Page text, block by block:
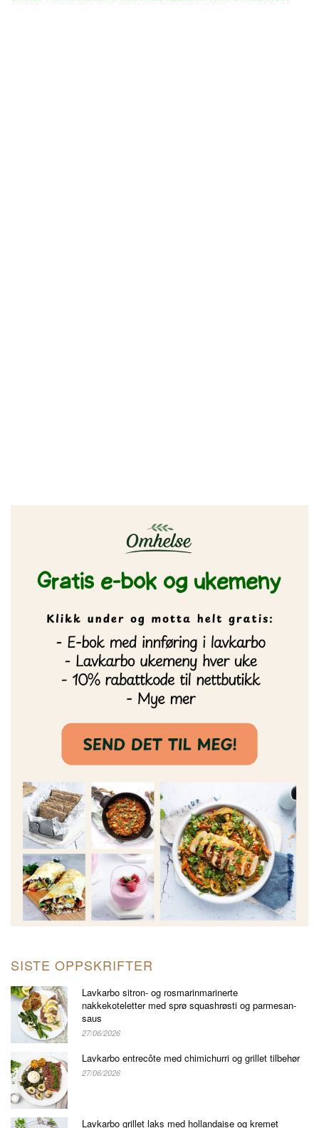
SISTE OPPSKRIFTER
Lavkarbo sitron- og rosmarinmarinerte
nakkekoteletter med sprø squashrøsti og parmesan-
saus
27/06/2026
Lavkarbo entrecôte med chimichurri og grillet tilbehør
27/06/2026
Lavkarbo grillet laks med hollandaise og kremet